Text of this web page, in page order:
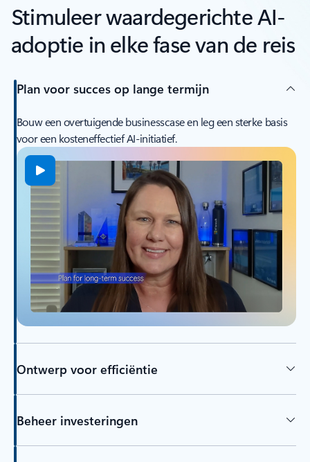
Stimuleer waardegerichte AI-
adoptie in elke fase van de reis
Plan voor succes op lange termijn
Bouw een overtuigende businesscase en leg een sterke basis
voor een kosteneffectief AI-initiatief.
Ontwerp voor efficiëntie
Beheer investeringen